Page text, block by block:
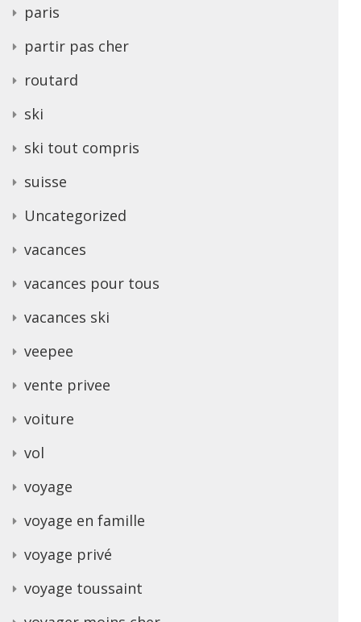
paris
partir pas cher
routard
ski
ski tout compris
suisse
Uncategorized
vacances
vacances pour tous
vacances ski
veepee
vente privee
voiture
vol
voyage
voyage en famille
voyage privé
voyage toussaint